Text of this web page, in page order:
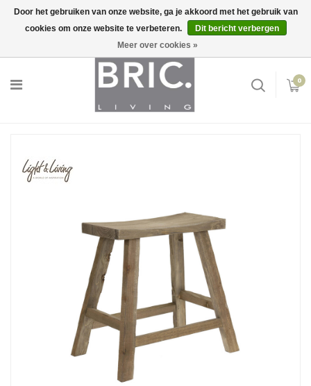
Inloggen
0
Door het gebruiken van onze website, ga je akkoord met het gebruik van
cookies om onze website te verbeteren.
Dit bericht verbergen
Meer over cookies »